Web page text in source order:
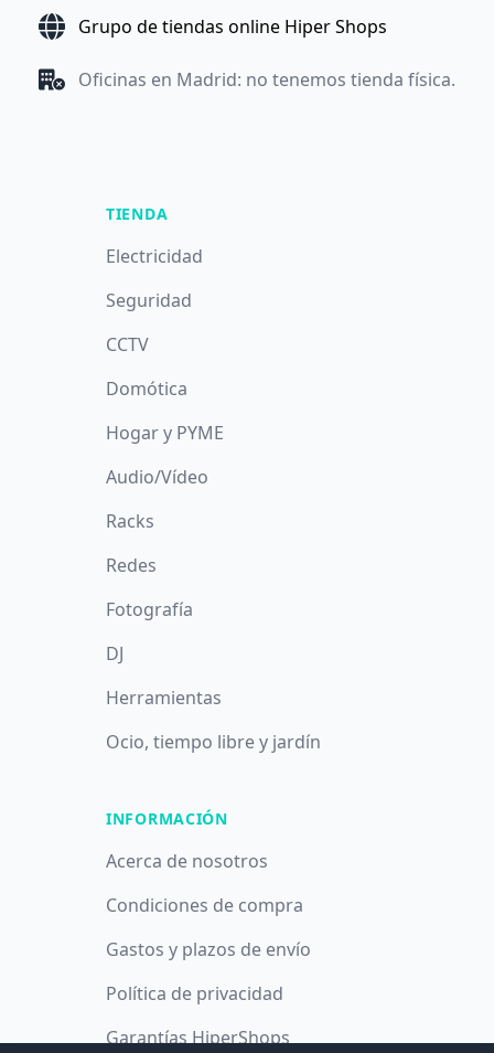
Grupo de tiendas online Hiper Shops
Oficinas en Madrid: no tenemos tienda física.
TIENDA
Electricidad
Seguridad
CCTV
Domótica
Hogar y PYME
Audio/Vídeo
Racks
Redes
Fotografía
DJ
Herramientas
Ocio, tiempo libre y jardín
INFORMACIÓN
Acerca de nosotros
Condiciones de compra
Gastos y plazos de envío
Política de privacidad
Garantías HiperShops